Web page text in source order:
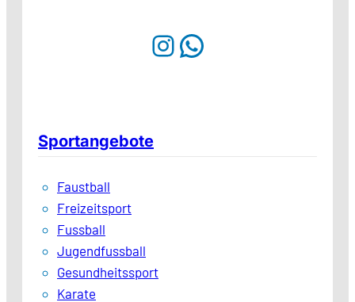
Instagram WhatsApp
Sportangebote
Faustball
Freizeitsport
Fussball
Jugendfussball
Gesundheitssport
Karate